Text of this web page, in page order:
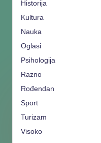
Historija
Kultura
Nauka
Oglasi
Psihologija
Razno
Rođendan
Sport
Turizam
Visoko